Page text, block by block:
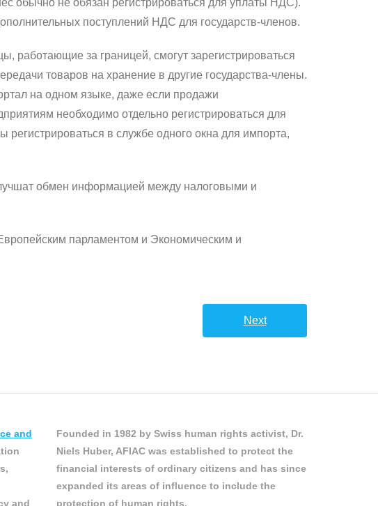
обычно не обязан регистрироваться для уплаты НДС).
поступлений НДС для государств-членов.
работающие за границей, смогут зарегистрироваться
товаров на хранение в другие государства-члены.
на одном языке, даже если продажи
необходимо отдельно регистрироваться для
в службе одного окна для импорта,
обмен информацией между налоговыми и
парламентом и Экономическим и
Next
and
and
Founded in 1982 by Swiss human rights activist, Dr.
Niels Huber, AFIAC was established to protect the
financial interests of ordinary citizens and has since
expanded its areas of influence to include the
protection of human rights.